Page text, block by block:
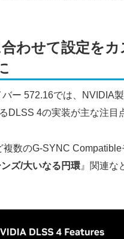
わせて設定を
ー 572.16では、NVIDIA
DLSS 4の実装が主な注目
数のG-SYNC
ズ/大いなる円環 』関連な